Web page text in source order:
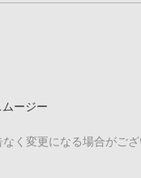
ージー
く変更になる場合がござ